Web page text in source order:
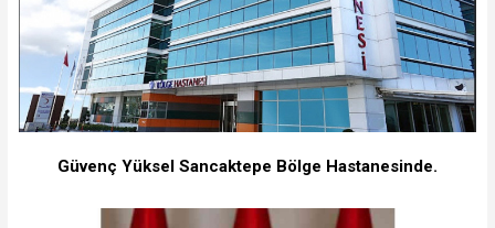
Güvenç Yüksel Sancaktepe Bölge Hastanesinde.